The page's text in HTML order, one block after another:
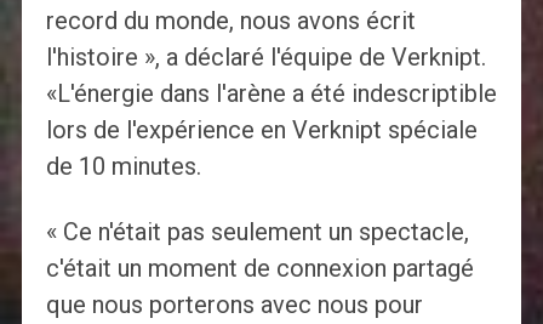
record du monde, nous avons écrit
l'histoire », a déclaré l'équipe de Verknipt.
«L'énergie dans l'arène a été indescriptible
lors de l'expérience en Verknipt spéciale
de 10 minutes.
« Ce n'était pas seulement un spectacle,
c'était un moment de connexion partagé
que nous porterons avec nous pour